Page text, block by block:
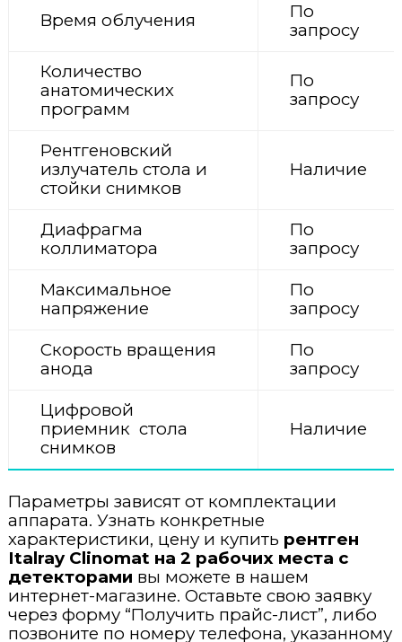
Время облучения
По
запросу
Количество
анатомических
программ
По
запросу
Рентгеновский
излучатель стола и
стойки снимков
Наличие
Диафрагма
коллиматора
По
запросу
Максимальное
напряжение
По
запросу
Скорость вращения
анода
По
запросу
Цифровой
приемник стола
снимков
Наличие
Параметры зависят от комплектации
аппарата. Узнать конкретные
характеристики, цену и купить рентген
Italray Clinomat на 2 рабочих места с
детекторами вы можете в нашем
интернет-магазине. Оставьте свою заявку
через форму “Получить прайс-лист”, либо
позвоните по номеру телефона, указанному